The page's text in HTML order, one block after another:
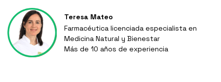
Teresa Mateo
Farmacéutica licenciada especialista en
Medicina Natural y Bienestar
Más de 10 años de experiencia